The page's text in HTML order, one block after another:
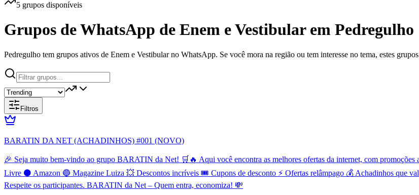
5 grupos disponíveis
Grupos de WhatsApp de Enem e Vestibular em Pedregulho
Pedregulho tem grupos ativos de Enem e Vestibular no WhatsApp. Se você mora na região ou tem interesse no tema, estes
Filtros
BARATIN DA NET (ACHADINHOS) #001 (NOVO)
🎉 Seja muito bem-vindo ao grupo BARATIN da Net! 🛒🔥 Aqui você encontra as melhores ofertas da internet, com promoções
Livre ⚫ Amazon 🔵 Magazine Luiza 💥 Descontos incríveis 🎟️ Cupons de desconto ⚡ Ofertas relâmpago 💰 Achadinhos que
Respeite os participantes. BARATIN da Net – Quem entra, economiza! 💸